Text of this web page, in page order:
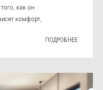
как он
комфорт,
ПОДРОБНЕЕ